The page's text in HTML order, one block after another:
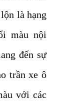
là hạng
màu nội
đến sự
trần xe ô
với các